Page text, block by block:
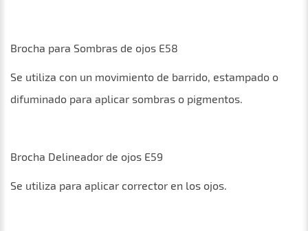
Brocha para Sombras de ojos E58
Se utiliza con un movimiento de barrido, estampado o
difuminado para aplicar sombras o pigmentos.
Brocha Delineador de ojos E59
Se utiliza para aplicar corrector en los ojos.